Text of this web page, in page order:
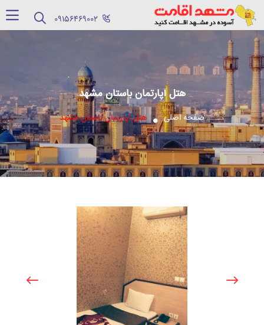
هتل آپارتمان باستان مشهد
صفحه اصلی هتل آپارتمان باستان مشهد